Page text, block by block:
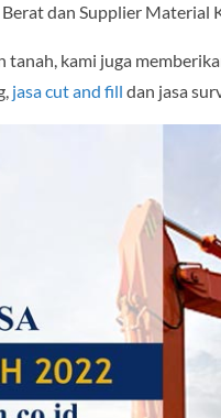
dan Supplier Material
tanah, kami juga
jasa cut and fill dan jasa